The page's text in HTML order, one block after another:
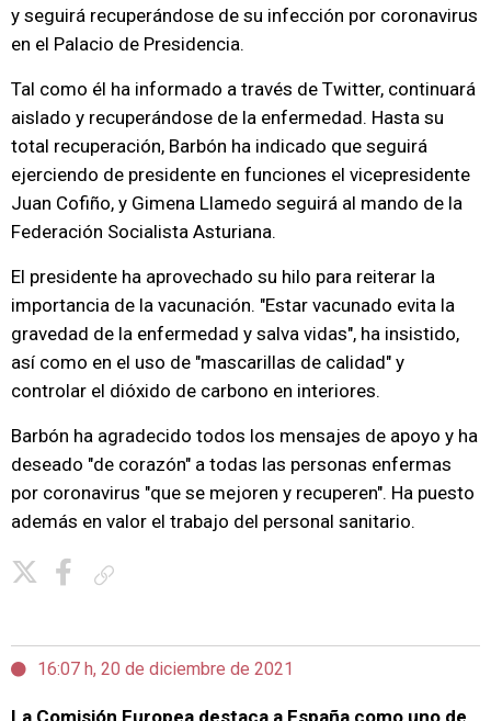
y seguirá recuperándose de su infección por coronavirus
en el Palacio de Presidencia.
Tal como él ha informado a través de Twitter, continuará
aislado y recuperándose de la enfermedad. Hasta su
total recuperación, Barbón ha indicado que seguirá
ejerciendo de presidente en funciones el vicepresidente
Juan Cofiño, y Gimena Llamedo seguirá al mando de la
Federación Socialista Asturiana.
El presidente ha aprovechado su hilo para reiterar la
importancia de la vacunación. "Estar vacunado evita la
gravedad de la enfermedad y salva vidas", ha insistido,
así como en el uso de "mascarillas de calidad" y
controlar el dióxido de carbono en interiores.
Barbón ha agradecido todos los mensajes de apoyo y ha
deseado "de corazón" a todas las personas enfermas
por coronavirus "que se mejoren y recuperen". Ha puesto
además en valor el trabajo del personal sanitario.
16:07 h, 20 de diciembre de 2021